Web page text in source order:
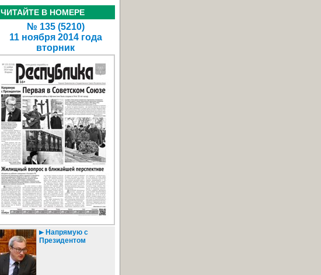
ЧИТАЙТЕ В НОМЕРЕ
№ 135 (5210)
11 ноября 2014 года
вторник
Напрямую с
Президентом